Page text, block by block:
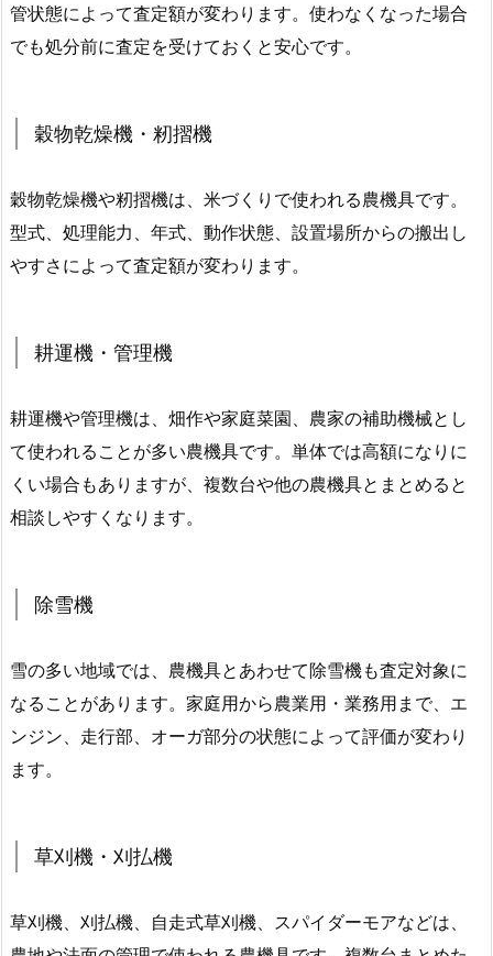
管状態によって査定額が変わります。使わなくなった場合
でも処分前に査定を受けておくと安心です。
穀物乾燥機・籾摺機
穀物乾燥機や籾摺機は、米づくりで使われる農機具です。
型式、処理能力、年式、動作状態、設置場所からの搬出し
やすさによって査定額が変わります。
耕運機・管理機
耕運機や管理機は、畑作や家庭菜園、農家の補助機械とし
て使われることが多い農機具です。単体では高額になりに
くい場合もありますが、複数台や他の農機具とまとめると
相談しやすくなります。
除雪機
雪の多い地域では、農機具とあわせて除雪機も査定対象に
なることがあります。家庭用から農業用・業務用まで、エ
ンジン、走行部、オーガ部分の状態によって評価が変わり
ます。
草刈機・刈払機
草刈機、刈払機、自走式草刈機、スパイダーモアなどは、